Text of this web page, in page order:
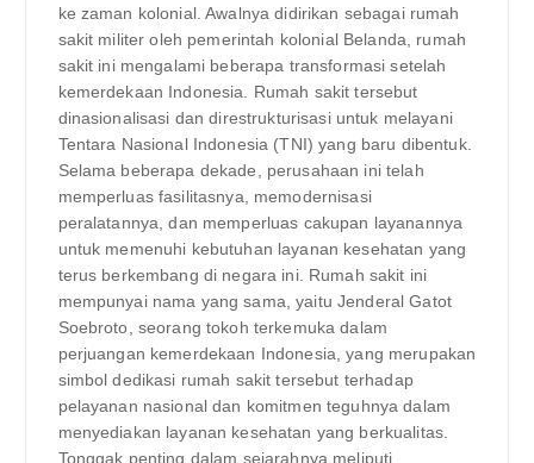
ke zaman kolonial. Awalnya didirikan sebagai rumah
sakit militer oleh pemerintah kolonial Belanda, rumah
sakit ini mengalami beberapa transformasi setelah
kemerdekaan Indonesia. Rumah sakit tersebut
dinasionalisasi dan direstrukturisasi untuk melayani
Tentara Nasional Indonesia (TNI) yang baru dibentuk.
Selama beberapa dekade, perusahaan ini telah
memperluas fasilitasnya, memodernisasi
peralatannya, dan memperluas cakupan layanannya
untuk memenuhi kebutuhan layanan kesehatan yang
terus berkembang di negara ini. Rumah sakit ini
mempunyai nama yang sama, yaitu Jenderal Gatot
Soebroto, seorang tokoh terkemuka dalam
perjuangan kemerdekaan Indonesia, yang merupakan
simbol dedikasi rumah sakit tersebut terhadap
pelayanan nasional dan komitmen teguhnya dalam
menyediakan layanan kesehatan yang berkualitas.
Tonggak penting dalam sejarahnya meliputi